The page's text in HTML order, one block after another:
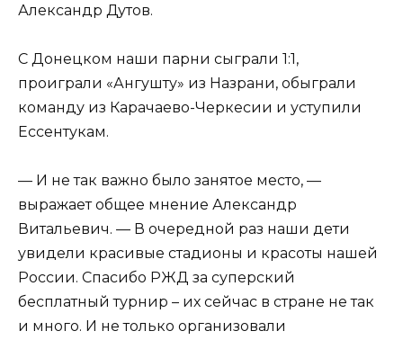
Александр Дутов.
С Донецком наши парни сыграли 1:1,
проиграли «Ангушту» из Назрани, обыграли
команду из Карачаево-Черкесии и уступили
Ессентукам.
— И не так важно было занятое место, —
выражает общее мнение Александр
Витальевич. — В очередной раз наши дети
увидели красивые стадионы и красоты нашей
России. Спасибо РЖД за суперский
бесплатный турнир – их сейчас в стране не так
и много. И не только организовали